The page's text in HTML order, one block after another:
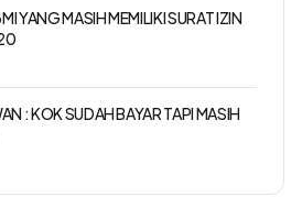
YANG MASIH MEMILIKI SURAT IZIN
: KOK SUDAH BAYAR TAPI MASIH